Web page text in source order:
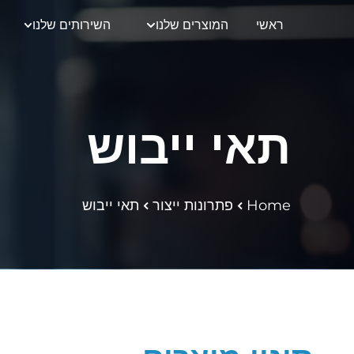
השירותים שלנו המוצרים שלנו ראשי
תאי ייבוש
Home פתרונות ייצור תאי ייבוש